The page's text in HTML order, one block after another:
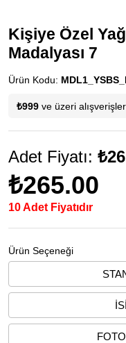
Kişiye Özel
Madalyası 7
Ürün Kodu:
₺999 ve üzeri
Adet Fiyatı:
₺265.00
10 Adet Fiyatıdır
Ürün Seçeneği